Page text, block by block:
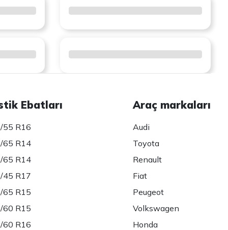
Ebatları
55 R16
65 R14
65 R14
45 R17
65 R15
60 R15
60 R16
Araç markaları
Audi
Toyota
Renault
Fiat
Peugeot
Volkswagen
Honda